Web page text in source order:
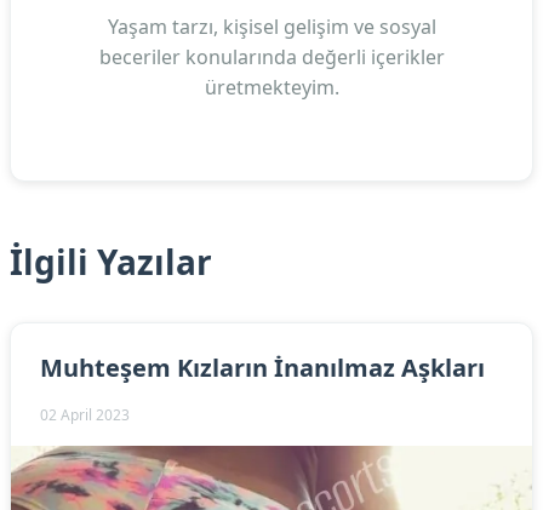
Yaşam tarzı, kişisel gelişim ve sosyal
beceriler konularında değerli içerikler
üretmekteyim.
İlgili Yazılar
Muhteşem Kızların İnanılmaz Aşkları
02 April 2023